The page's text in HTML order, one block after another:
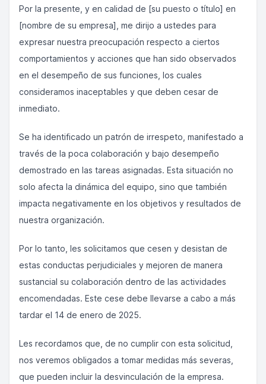
Por la presente, y en calidad de [su puesto o título] en
[nombre de su empresa], me dirijo a ustedes para
expresar nuestra preocupación respecto a ciertos
comportamientos y acciones que han sido observados
en el desempeño de sus funciones, los cuales
consideramos inaceptables y que deben cesar de
inmediato.
Se ha identificado un patrón de irrespeto, manifestado a
través de la poca colaboración y bajo desempeño
demostrado en las tareas asignadas. Esta situación no
solo afecta la dinámica del equipo, sino que también
impacta negativamente en los objetivos y resultados de
nuestra organización.
Por lo tanto, les solicitamos que cesen y desistan de
estas conductas perjudiciales y mejoren de manera
sustancial su colaboración dentro de las actividades
encomendadas. Este cese debe llevarse a cabo a más
tardar el 14 de enero de 2025.
Les recordamos que, de no cumplir con esta solicitud,
nos veremos obligados a tomar medidas más severas,
que pueden incluir la desvinculación de la empresa.